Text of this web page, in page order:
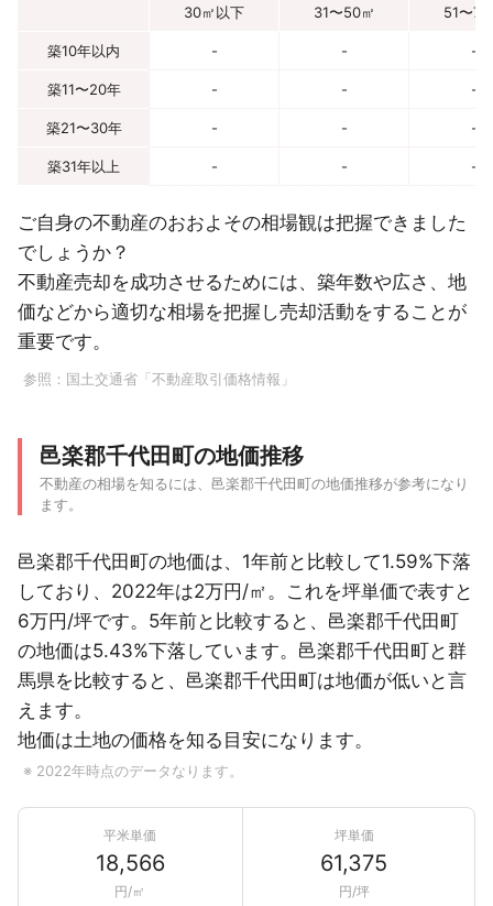
30㎡以下 31〜50㎡ 51〜70
築10年以内 - - -
築11〜20年 - - -
築21〜30年 - - -
築31年以上 - - -
ご自身の不動産のおおよその相場観は把握できました
でしょうか？
不動産売却を成功させるためには、築年数や広さ、地
価などから適切な相場を把握し売却活動をすることが
重要です。
参照： 国土交通省「不動産取引価格情報」
邑楽郡千代田町の地価推移
不動産の相場を知るには、邑楽郡千代田町の地価推移が参考になり
ます。
邑楽郡千代田町の地価は、1年前と比較して1.59%下落
しており、2022年は2万円/㎡。これを坪単価で表すと
6万円/坪です。5年前と比較すると、邑楽郡千代田町
の地価は5.43%下落しています。邑楽郡千代田町と群
馬県を比較すると、邑楽郡千代田町は地価が低いと言
えます。
地価は土地の価格を知る目安になります。
※ 2022年時点のデータなります。
平米単価
18,566
円/㎡
坪単価
61,375
円/坪